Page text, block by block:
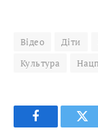
Відео Діти
Культура
Facebook